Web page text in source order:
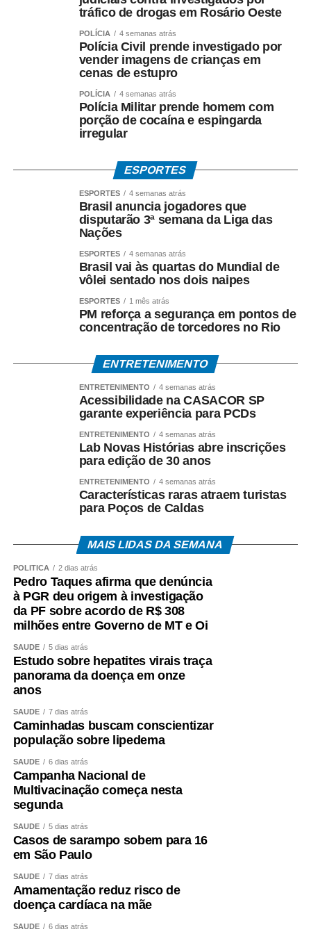
Em caso de defeito, todos os produtos possuem garantia
legal. O prazo para reclamação é de 30 dias para bens
não duráveis, como flores e alimentos, e de 90 dias para
produtos duráveis, entre eles roupas, calçados,
eletroeletrônicos e aparelhos celulares.
O Procon de Sorriso reforça que consumidores que
encontrarem irregularidades ou tiverem dúvidas sobre
seus direitos podem procurar atendimento e orientação
Ganha Tempo Central e um posto de atendimento no
defesa do consumidor, também é possível entrar em
contato pelo Disk Denúncia 0800 000 4723 ou ainda pelo
(66) 99938 1091.
COMENTE ABAIXO:
WhatsApp
Facebook
Twitter
Messenger
LinkedIn
Share
tráfico de drogas em Rosário Oeste
POLÍCIA 4 semanas atrás
Polícia Civil prende investigado por
vender imagens de crianças em
cenas de estupro
POLÍCIA 4 semanas atrás
Polícia Militar prende homem com
porção de cocaína e espingarda
irregular
ESPORTES
ESPORTES 4 semanas atrás
Brasil anuncia jogadores que
disputarão 3ª semana da Liga das
Nações
ESPORTES 4 semanas atrás
Brasil vai às quartas do Mundial de
vôlei sentado nos dois naipes
ESPORTES 1 mês atrás
PM reforça a segurança em pontos de
concentração de torcedores no Rio
ENTRETENIMENTO
ENTRETENIMENTO 4 semanas atrás
Acessibilidade na CASACOR SP
garante experiência para PCDs
ENTRETENIMENTO 4 semanas atrás
Lab Novas Histórias abre inscrições
para edição de 30 anos
ENTRETENIMENTO 4 semanas atrás
Características raras atraem turistas
para Poços de Caldas
MAIS LIDAS DA SEMANA
POLÍTICA 2 dias atrás
Pedro Taques afirma que denúncia
à PGR deu origem à investigação
da PF sobre acordo de R$ 308
milhões entre Governo de MT e Oi
SAÚDE 5 dias atrás
Estudo sobre hepatites virais traça
panorama da doença em onze
anos
SAÚDE 7 dias atrás
Caminhadas buscam conscientizar
população sobre lipedema
SAÚDE 6 dias atrás
Campanha Nacional de
Multivacinação começa nesta
segunda
SAÚDE 5 dias atrás
Casos de sarampo sobem para 16
em São Paulo
SAÚDE 7 dias atrás
Amamentação reduz risco de
doença cardíaca na mãe
SAÚDE 6 dias atrás